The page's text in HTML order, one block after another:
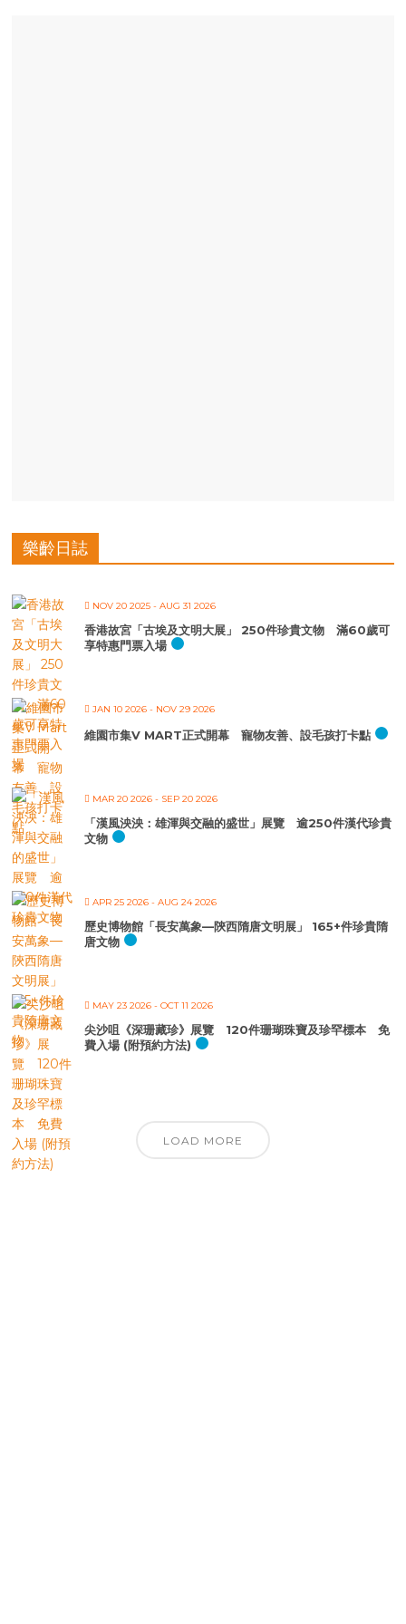
樂齡日誌
NOV 20 2025 - AUG 31 2026
香港故宮「古埃及文明大展」 250件珍貴文物 滿60歲可
享特惠門票入場
JAN 10 2026 - NOV 29 2026
維園市集V MART正式開幕 寵物友善、設毛孩打卡點
MAR 20 2026 - SEP 20 2026
「漢風泱泱：雄渾與交融的盛世」展覽 逾250件漢代珍貴
文物
APR 25 2026 - AUG 24 2026
歷史博物館「長安萬象—陝西隋唐文明展」 165+件珍貴隋
唐文物
MAY 23 2026 - OCT 11 2026
尖沙咀《深珊藏珍》展覽 120件珊瑚珠寶及珍罕標本 免
費入場 (附預約方法)
LOAD MORE